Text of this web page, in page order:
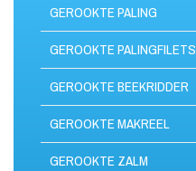
GEROOKTE PALING
GEROOKTE PALINGFILETS
GEROOKTE BEEKRIDDER
GEROOKTE MAKREEL
GEROOKTE ZALM